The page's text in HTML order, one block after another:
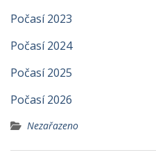
Počasí 2023
Počasí 2024
Počasí 2025
Počasí 2026
Nezařazeno